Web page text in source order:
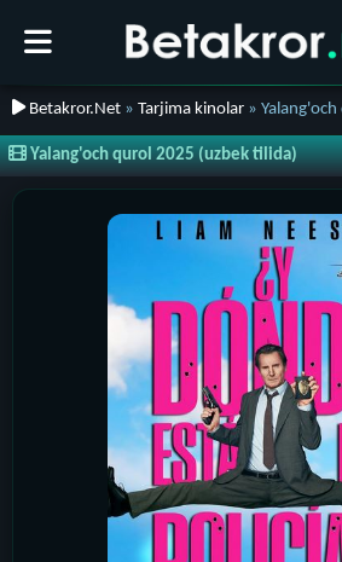
Betakror.Net » Tarjima kinolar »
Yalang'och qurol 2025 (uzbek tilida)